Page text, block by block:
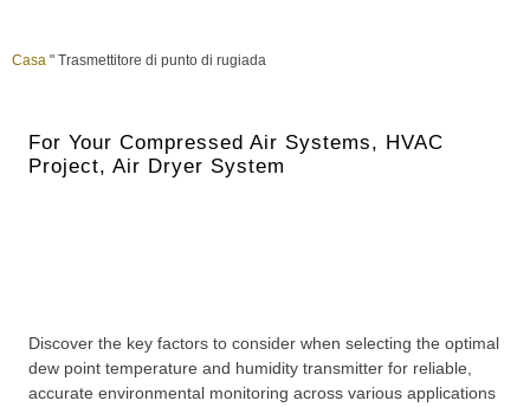
Casa " Trasmettitore di punto di rugiada
For Your Compressed Air Systems, HVAC
Project, Air Dryer System
Discover the key factors to consider when selecting the optimal
dew point temperature and humidity transmitter for reliable,
accurate environmental monitoring across various applications